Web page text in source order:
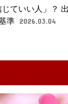
じていい人」？
準 2026.03.04